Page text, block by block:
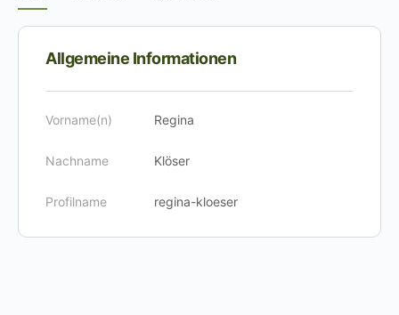
Allgemeine Informationen
Vorname(n) Regina
Nachname Klöser
Profilname regina-kloeser